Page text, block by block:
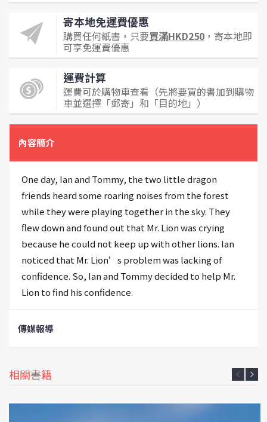
寄本地免運費優惠
購買任何紙書，只要買滿HKD250 ，寄本地即
可享免運費優惠
運費計算
運費可於購物車查看（先將要買的書加到購物
車並選擇「郵寄」和「目的地」）
內容簡介
One day, Ian and Tommy, the two little dragon
friends heard some roaring noises from the forest
while they were playing together in the sky. They
flew down and found out that Mr. Lion was crying
because he could not keep up with other lions. Ian
noticed that Mr. Lion’s problem was lacking of
confidence. So, Ian and Tommy decided to help Mr.
Lion to find his confidence.
傳媒報導
相關書籍